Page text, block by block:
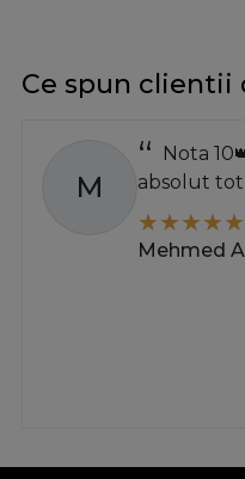
Ce spun clientii
M
Nota
absolut
Mehmed